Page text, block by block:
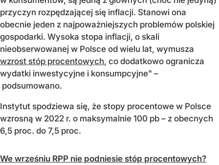
przyczyn rozpędzającej się inflacji. Stanowi ona
obecnie jeden z najpoważniejszych problemów polskiej
gospodarki. Wysoka stopa inflacji, o skali
nieobserwowanej w Polsce od wielu lat, wymusza
wzrost stóp procentowych, co dodatkowo ogranicza
wydatki inwestycyjne i konsumpcyjne" –
podsumowano.
Instytut spodziewa się, że stopy procentowe w Polsce
wzrosną w 2022 r. o maksymalnie 100 pb – z obecnych
6,5 proc. do 7,5 proc.
We wrześniu RPP nie podniesie stóp procentowych?